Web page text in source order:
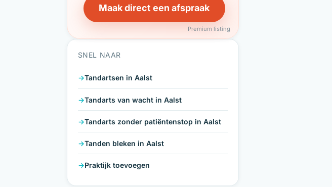
Maak direct een afspraak
Premium listing
SNEL NAAR
Tandartsen in Aalst
Tandarts van wacht in Aalst
Tandarts zonder patiëntenstop in Aalst
Tanden bleken in Aalst
Praktijk toevoegen